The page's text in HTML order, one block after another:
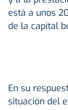
está a unos
de la capital
En su
situación del